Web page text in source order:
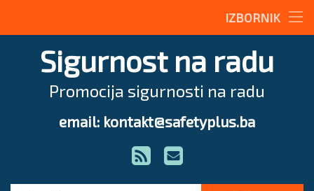
IZBORNIK
Radne upute
Magazin
Stručna pomoć
Sigurnost na radu
Promocija sigurnosti na radu
email: kontakt@safetyplus.ba
RSS E-mail